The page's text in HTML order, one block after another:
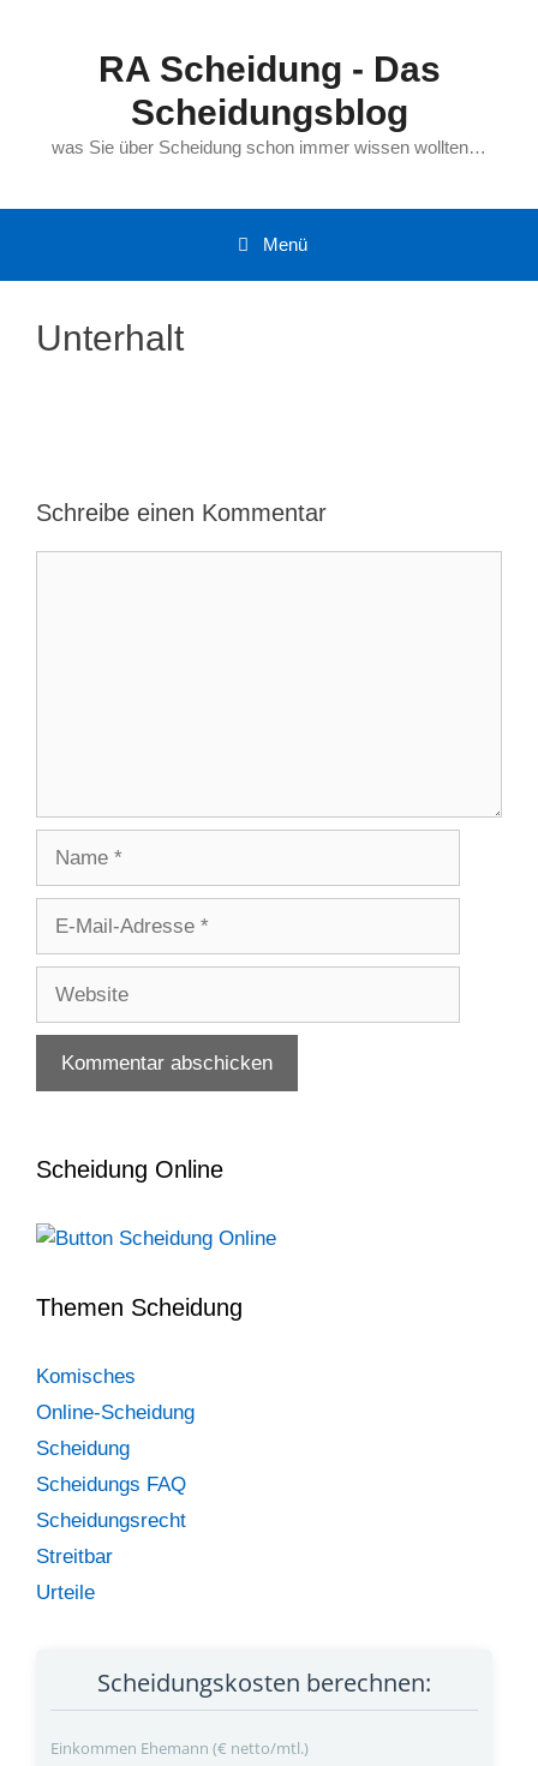
RA Scheidung - Das
Scheidungsblog
was Sie über Scheidung schon immer wissen wollten…
Menü
Unterhalt
Schreibe einen Kommentar
Adresse
Scheidung Online
Themen Scheidung
Komisches
Online-Scheidung
Scheidung
Scheidungs FAQ
Scheidungsrecht
Streitbar
Urteile
Scheidungskosten berechnen:
Einkommen Ehemann € netto/mtl.